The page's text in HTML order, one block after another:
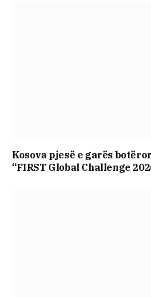
Kosova pjesë e garës
“FIRST Global Challenge